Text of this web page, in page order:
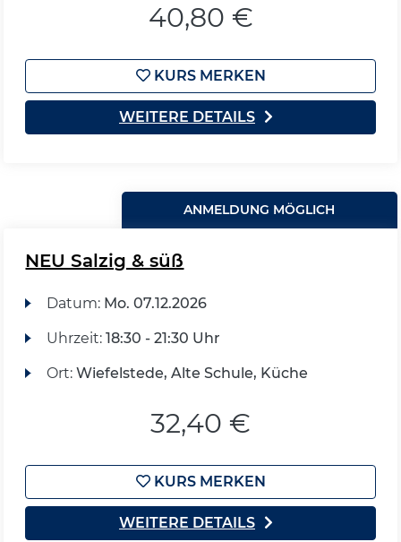
40,80 €
KURS MERKEN
WEITERE DETAILS
ANMELDUNG MÖGLICH
NEU Salzig & süß
Datum: Mo. 07.12.2026
Uhrzeit: 18:30 - 21:30 Uhr
Ort: Wiefelstede, Alte Schule, Küche
32,40 €
KURS MERKEN
WEITERE DETAILS